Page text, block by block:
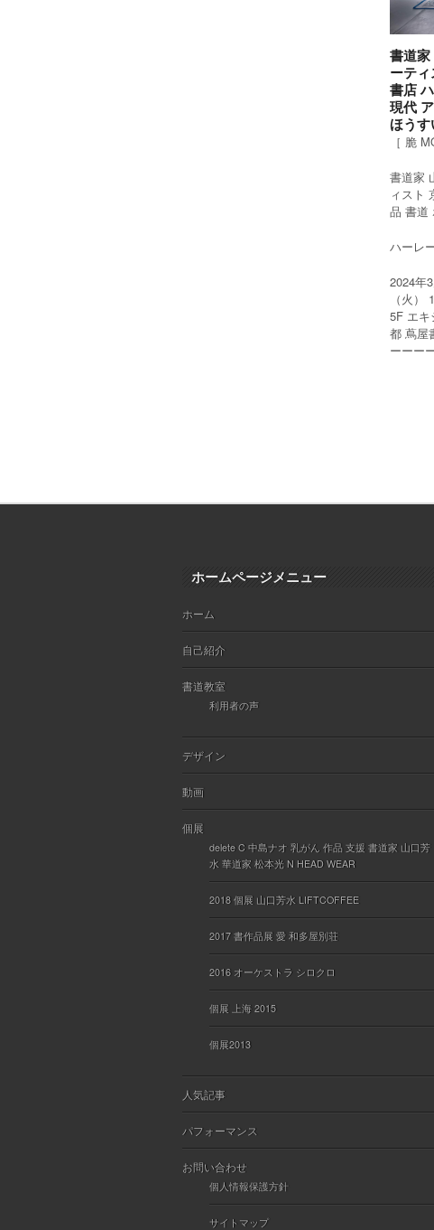
書道
ーテ
書店
現代
ほうす
［ 脆
書道家
ィスト
品 書道
ハーレ
2024年
（火
5F エ
都 蔦屋
ーーー
ホームページメニュー
ホーム
自己紹介
書道教室
利用者の声
デザイン
動画
個展
delete C 中島ナオ 乳がん 作品 支援 書道家 山口芳
水 華道家 松本光 N HEAD WEAR
2018 個展 山口芳水 LIFTCOFFEE
2017 書作品展 愛 和多屋別荘
2016 オーケストラ シロクロ
個展 上海 2015
個展2013
人気記事
パフォーマンス
お問い合わせ
個人情報保護方針
サイトマップ